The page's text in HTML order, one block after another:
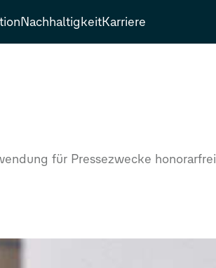
NachhaltigkeitKarriere
für Pressezwecke honorarfrei